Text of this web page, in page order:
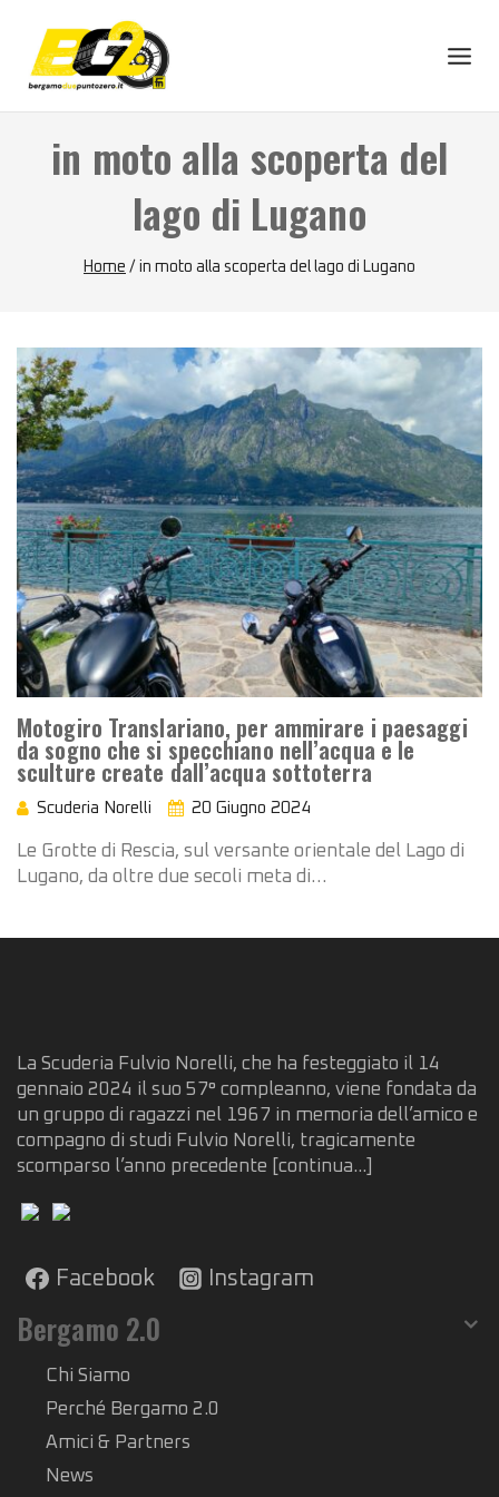
content
in moto alla scoperta del
lago di Lugano
Home / in moto alla scoperta del lago di Lugano
Motogiro Translariano, per ammirare i paesaggi
da sogno che si specchiano nell’acqua e le
sculture create dall’acqua sottoterra
Scuderia Norelli 20 Giugno 2024
Le Grotte di Rescia, sul versante orientale del Lago di
Lugano, da oltre due secoli meta di…
La Scuderia Fulvio Norelli, che ha festeggiato il 14
gennaio 2024 il suo 57° compleanno, viene fondata da
un gruppo di ragazzi nel 1967 in memoria dell’amico e
compagno di studi Fulvio Norelli, tragicamente
scomparso l’anno precedente
[continua...]
Facebook Instagram
Bergamo 2.0
Chi Siamo
Perché Bergamo 2.0
Amici & Partners
News